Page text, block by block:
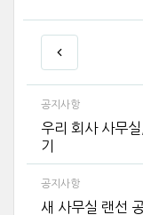
공지사항
우리 회사 사무
기
공지사항
새 사무실 랜선